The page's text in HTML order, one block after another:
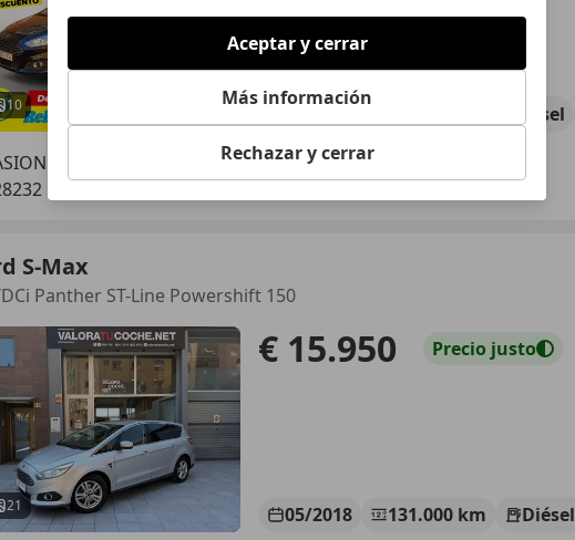
10 Diésel
LAS ROZAS II
LAS ROZAS
S-Max
Panther ST-Line Powershift 150
21
€ 15.950 Precio justo
05/2018 131.000 km Diésel
Aceptar y cerrar
Más información
Rechazar y cerrar